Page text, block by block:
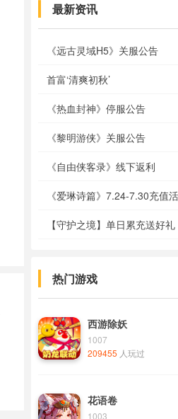
最新资讯
《远古灵域H5》关服公告
首富‘清爽初秋’
《热血封神》停服公告
《黎明游侠》关服公告
《自由侠客录》线下返利
《爱琳诗篇》7.24-7.30充值
【守护之境】单日累充送好礼
热门游戏
西游除妖
1007
209455 人玩过
花语卷
1003